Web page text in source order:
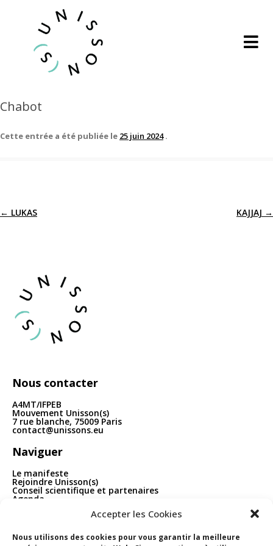
Accepter les Cookies
Nous utilisons des cookies pour vous garantir la meilleure
Chabot
Cette entrée a été publiée le 25 juin 2024 .
Navigation
articles
← LUKAS KAJJAJ →
Nous contacter
A4MT/IFPEB
Mouvement Unisson(s)
7 rue blanche, 75009 Paris
contact@unissons.eu
Naviguer
Le manifeste
Rejoindre Unisson(s)
Conseil scientifique et partenaires
Agenda